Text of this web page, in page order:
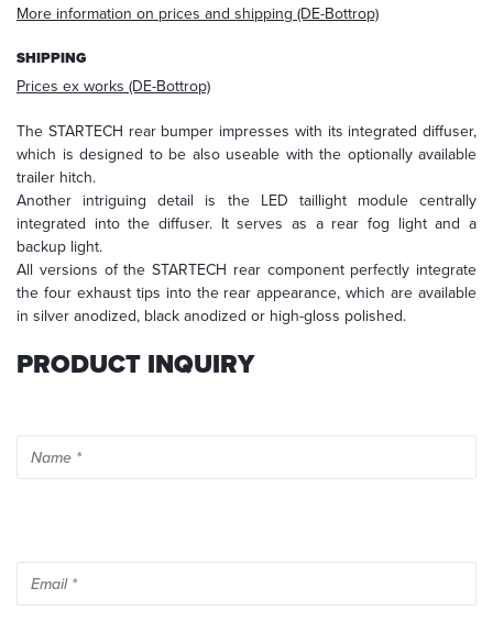
More information on prices and shipping (DE-Bottrop)
SHIPPING
Prices ex works (DE-Bottrop)
The STARTECH rear bumper impresses with its integrated diffuser,
which is designed to be also useable with the optionally available
trailer hitch.
Another intriguing detail is the LED taillight module centrally
integrated into the diffuser. It serves as a rear fog light and a
backup light.
All versions of the STARTECH rear component perfectly integrate
the four exhaust tips into the rear appearance, which are available
in silver anodized, black anodized or high-gloss polished.
PRODUCT INQUIRY
For
information,
please
our
privacy
policy .